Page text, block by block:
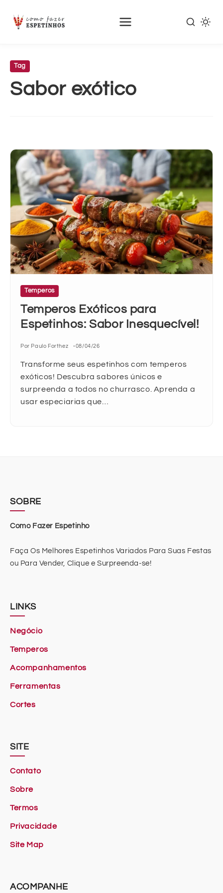
para
conteúdo
Tag
Sabor exótico
Temperos
Temperos Exóticos para
Espetinhos: Sabor Inesquecível!
Por Paulo Forthez 08/04/26
Transforme seus espetinhos com temperos
exóticos! Descubra sabores únicos e
surpreenda a todos no churrasco. Aprenda a
usar especiarias que…
SOBRE
Como Fazer Espetinho
Faça Os Melhores Espetinhos Variados Para Suas Festas
ou Para Vender, Clique e Surpreenda-se!
LINKS
Negócio
Temperos
Acompanhamentos
Ferramentas
Cortes
SITE
Contato
Sobre
Termos
Privacidade
Site Map
ACOMPANHE